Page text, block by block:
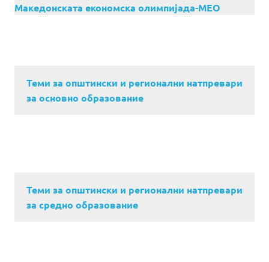
Македонската економска олимпијада-МЕО
Теми за општински и регионални натпревари
за основно образование
Теми за општински и регионални натпревари
за средно образование